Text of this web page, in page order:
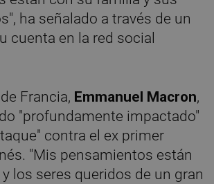
ha señalado a través de un
cuenta en la red social
Francia, Emmanuel Macron,
"profundamente impactado"
contra el ex primer
"Mis pensamientos están
los seres queridos de un gran